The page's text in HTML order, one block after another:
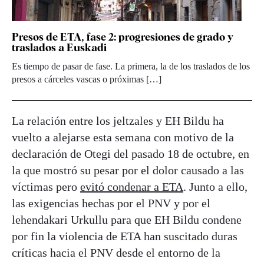
Presos de ETA, fase 2: progresiones de grado y
traslados a Euskadi
Es tiempo de pasar de fase. La primera, la de los traslados de los
presos a cárceles vascas o próximas […]
La relación entre los jeltzales y EH Bildu ha
vuelto a alejarse esta semana con motivo de la
declaración de Otegi del pasado 18 de octubre, en
la que mostró su pesar por el dolor causado a las
víctimas pero evitó condenar a ETA. Junto a ello,
las exigencias hechas por el PNV y por el
lehendakari Urkullu para que EH Bildu condene
por fin la violencia de ETA han suscitado duras
críticas hacia el PNV desde el entorno de la